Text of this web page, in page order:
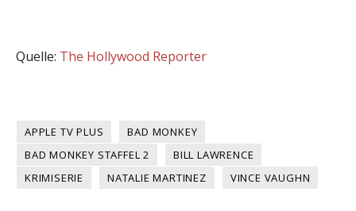
Quelle: The Hollywood Reporter
APPLE TV PLUS
BAD MONKEY
BAD MONKEY STAFFEL 2
BILL LAWRENCE
KRIMISERIE
NATALIE MARTINEZ VINCE VAUGHN